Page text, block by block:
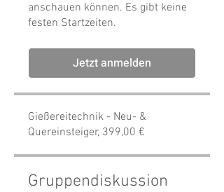
anschauen können. Es gibt keine
Jetzt anmelden
Gießereitechnik - Neu- &
Quereinsteiger, 399,00 €
Gruppendiskussion